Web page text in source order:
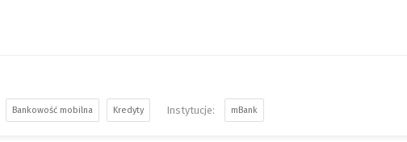
Bankowość mobilna Kredyty mBank